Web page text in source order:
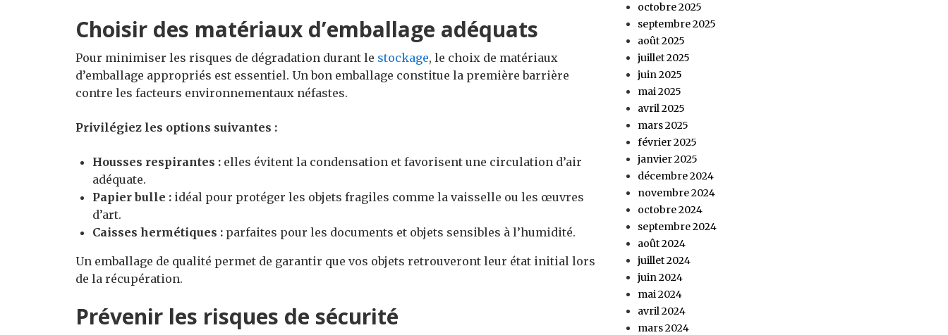
Choisir des matériaux d’emballage adéquats
Pour minimiser les risques de dégradation durant le stockage, le choix de matériaux
d’emballage appropriés est essentiel. Un bon emballage constitue la première barrière
contre les facteurs environnementaux néfastes.
Privilégiez les options suivantes :
Housses respirantes : elles évitent la condensation et favorisent une circulation d’air
adéquate.
Papier bulle : idéal pour protéger les objets fragiles comme la vaisselle ou les œuvres
d’art.
Caisses hermétiques : parfaites pour les documents et objets sensibles à l’humidité.
Un emballage de qualité permet de garantir que vos objets retrouveront leur état initial lors
de la récupération.
Prévenir les risques de sécurité
octobre 2025
septembre 2025
août 2025
juillet 2025
juin 2025
mai 2025
avril 2025
mars 2025
février 2025
janvier 2025
décembre 2024
novembre 2024
octobre 2024
septembre 2024
août 2024
juillet 2024
juin 2024
mai 2024
avril 2024
mars 2024